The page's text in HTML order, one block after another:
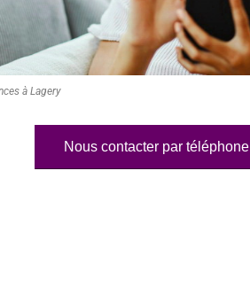
à Lagery
Nous contacter par téléphone